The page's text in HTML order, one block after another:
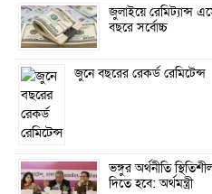
জুলাইয়ে রেমিট্যান্স
বছরে সর্বোচ্চ
জুনে বছরের রেকর্ড রেমিটেন্স
ভঙ্গুর অর্থনীতি
দিতে হবে: অর্থমন্ত্রী